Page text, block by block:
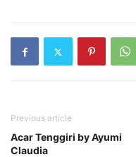
Previous article
Acar Tenggiri by Ayumi
Claudia